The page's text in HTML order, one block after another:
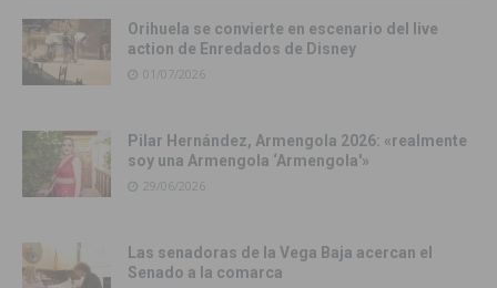
Orihuela se convierte en escenario del live
action de Enredados de Disney
01/07/2026
Pilar Hernández, Armengola 2026: «realmente
soy una Armengola ‘Armengola'»
29/06/2026
Las senadoras de la Vega Baja acercan el
Senado a la comarca